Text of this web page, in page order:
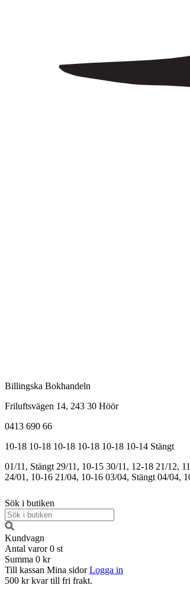
Billingska Bokhandeln
Friluftsvägen 14, 243 30 Höör
0413 690 66
10-18 10-18 10-18 10-18 10-18 10-14 Stängt
01/11, Stängt 29/11, 10-15 30/11, 12-18 21/12,
24/01, 10-16 21/04, 10-16 03/04, Stängt 04/04,
Sök i butiken
Kundvagn
Antal varor 0 st
Summa 0 kr
Till kassan Mina sidor Logga in
500 kr kvar till fri frakt.